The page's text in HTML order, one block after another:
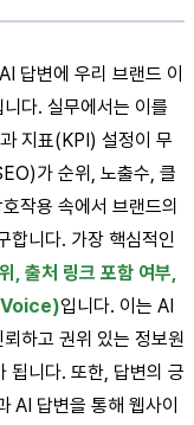
답변에 우리 브랜드 이
다. 실무에서는 이를
지표(KPI) 설정이 무
가 순위, 노출수, 클
작용 속에서 브랜드의
합니다. 가장 핵심적인
, 출처 링크 포함 여부,
Voice)입니다. 이는 AI
하고 권위 있는 정보원
됩니다. 또한, 답변의 긍
AI 답변을 통해 웹사이